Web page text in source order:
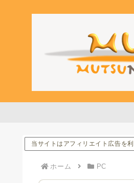
当サイトはアフィリエイト広告を
ホーム PC